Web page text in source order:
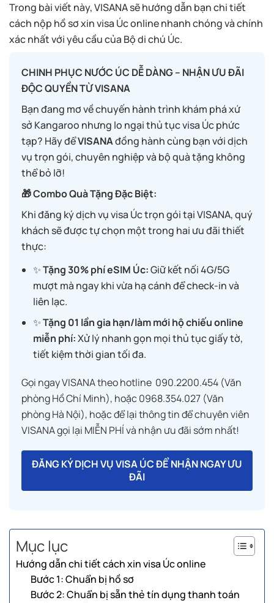
Trong bài viết này, VISANA sẽ hướng dẫn bạn chi tiết
cách nộp hồ sơ xin visa Úc online nhanh chóng và chính
xác nhất với yêu cầu của Bộ di chú Úc.
CHINH PHỤC NƯỚC ÚC DỄ DÀNG – NHẬN ƯU ĐÃI
ĐỘC QUYỀN TỪ VISANA
Bạn đang mơ về chuyến hành trình khám phá xứ
sở Kangaroo nhưng lo ngại thủ tục visa Úc phức
tạp? Hãy đểVISANAđồng hành cùng bạn với dịch
vụ trọn gói, chuyên nghiệp và bộ quà tặng không
thể bỏ lỡ!
🎁 Combo Quà Tặng Đặc Biệt:
Khi đăng ký dịch vụ visa Úc trọn gói tại VISANA, quý
khách sẽ được tự chọn một trong hai ưu đãi thiết
thực:
✨Tặng 30% phí eSIM Úc:Giữ kết nối 4G/5G
mượt mà ngay khi vừa hạ cánh để check-in và
liên lạc.
✨Tặng 01 lần gia hạn/làm mới hộ chiếu online
miễn phí:Xử lý nhanh gọn mọi thủ tục giấy tờ,
tiết kiệm thời gian tối đa.
Gọi ngay VISANA theo hotline 090.2200.454 (Văn
phòng Hồ Chí Minh), hoặc 0968.354.027 (Văn
phòng Hà Nội), hoặc để lại thông tin để chuyên viên
VISANA gọi lại MIỄN PHÍ và nhận ưu đãi sớm nhất!
ĐĂNG KÝ DỊCH VỤ VISA ÚC ĐỂ NHẬN NGAY ƯU
ĐÃI
Mục lục
Hướng dẫn chi tiết cách xin visa Úc online
Bước 1: Chuẩn bị hồ sơ
Bước 2: Chuẩn bị sẵn thẻ tín dụng thanh toán